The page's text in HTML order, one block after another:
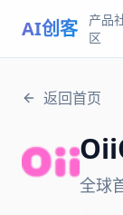
AI创客
产品
区
返回首页
全球